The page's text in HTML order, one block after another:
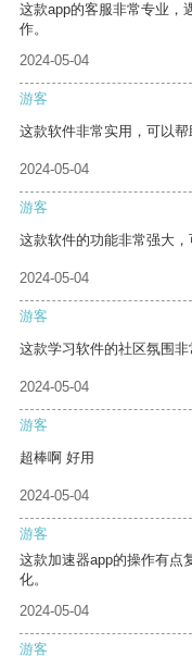
这款app的客服非常专业，
作。
2024-05-04
游客
这款软件非常实用，可以帮
2024-05-04
游客
这款软件的功能非常强大，
2024-05-04
游客
这款学习软件的社区氛围非
2024-05-04
游客
超棒啊 好用
2024-05-04
游客
这款加速器app的操作有点
化。
2024-05-04
游客